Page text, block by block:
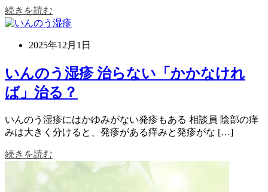
続きを読む
2025年12月1日
いんのう湿疹 治らない「かかなけれ
ば」治る？
いんのう湿疹にはかゆみがない発疹もある 相談員 陰部の痒
みは大きく分けると、発疹がある痒みと発疹がな […]
続きを読む